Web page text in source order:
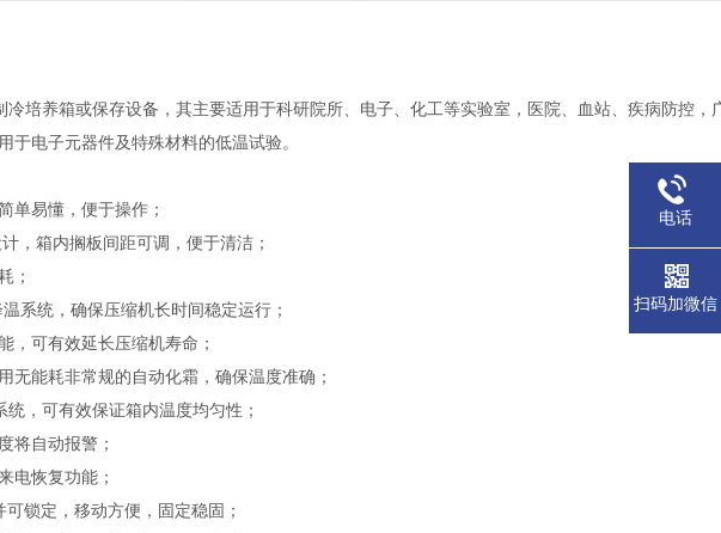
培养箱或保存设备，其主要适用于科研院所、电子、化工等实验室，医院、血站、疾病防控，
电子元器件及特殊材料的低温试验。
单易懂，便于操作；
，箱内搁板间距可调，便于清洁；
；
系统，确保压缩机长时间稳定运行；
，可有效延长压缩机寿命；
能耗非常规的自动化霜，确保温度准确；
，可有效保证箱内温度均匀性；
将自动报警；
电恢复功能；
锁定，移动方便，固定稳固；
电话
扫码加微信